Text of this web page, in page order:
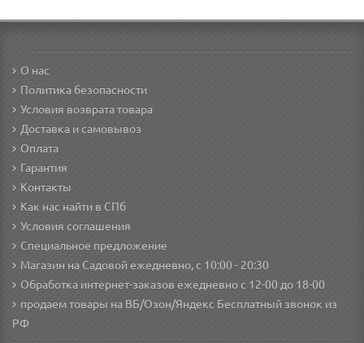
О нас
Политика безопасности
Условия возврата товара
Доставка и самовывоз
Оплата
Гарантия
Контакты
Как нас найти в СПб
Условия соглашения
Специальное предложение
Магазин на Садовой ежедневно, с 10:00 - 20:30
Обработка интернет-заказов ежедневно с 12-00 до 18-00
продаем товары на ВБ/Озон/Яндекс Бесплатный звонок из
РФ